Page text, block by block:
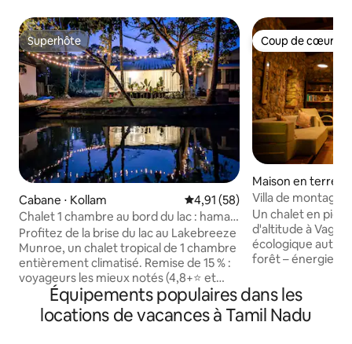
Superhôte
Superhôte
Cabane ⋅ Kollam Évaluation moyenne sur la
4,91 (58)
Chalet 1 chambre au bord du lac : hamac,
accès au lac et vue
Profitez de la brise du lac au Lakebreeze
Munroe, un chalet tropical de 1 chambre
entièrement climatisé. Remise de 15 % :
voyageurs les mieux notés (4,8+⭐ et
minimum 3 commentaires) > Chambres
climatisées avec vue sur le lac >Parking
gratuit > Hamac au bord du lac >Coin
Coup de cœur
Coup de cœur
Maison en terre ⋅
Villa de
Un chalet en
d'altitude à
écologique
forêt – énergie
chef Anoop, pas
véritable calme.
autrefois un
Équipements populaires dans les
locations de vacances à Tamil Nadu